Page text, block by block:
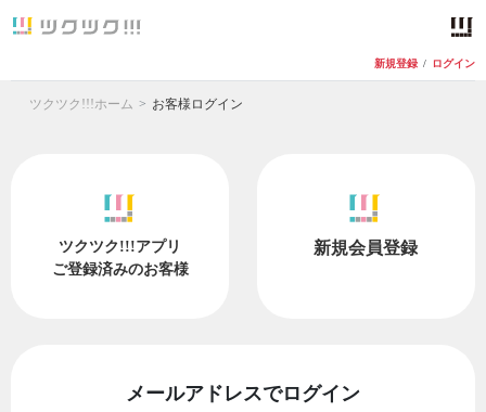
新規登録 / ログイン
ツクツク!!!ホーム お客様ログイン
ツクツク!!!アプリ
ご登録済みのお客様
新規会員登録
メールアドレスでログイン